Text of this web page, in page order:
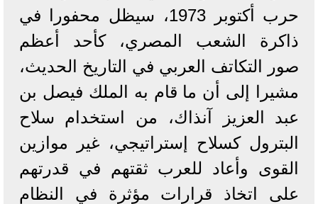
حرب أكتوبر 1973، سيظل محفورا في
ذاكرة الشعب المصري، كأحد أعظم
صور التكاتف العربي في التاريخ الحديث،
مشيرا إلى أن ما قام به الملك فيصل بن
عبد العزيز آنذاك، من استخدام سلاح
البترول كسلاح إستراتيجي، غير موازين
القوى وأعاد للعرب ثقتهم في قدرتهم
على اتخاذ قرارات مؤثرة في النظام